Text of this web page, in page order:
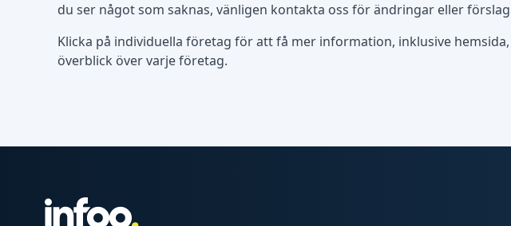
du ser något som saknas, vänligen kontakta oss för ändringar eller
Klicka på individuella företag för att få mer information, inklusive
överblick över varje företag.